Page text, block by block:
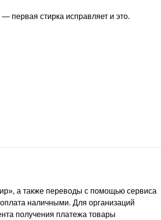
первая стирка исправляет и это.
а также переводы с помощью сервиса
наличными. Для организаций
получения платежа товары